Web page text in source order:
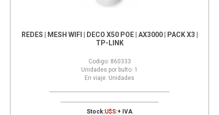
REDES | MESH WIFI | DECO X50 POE | AX3000 | PACK X3 |
TP-LINK
Codigo: 860333
Unidades por bulto: 1
En viaje: Unidades
Stock:U$S:+ IVA